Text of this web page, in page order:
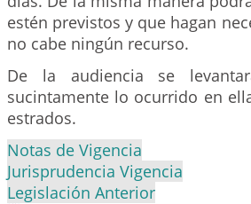
estén previstos y que hagan
no cabe ningún recurso.
De la audiencia se
sucintamente lo ocurrido en
estrados.
Notas de Vigencia
Jurisprudencia Vigencia
Legislación Anterior